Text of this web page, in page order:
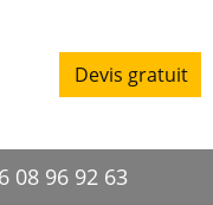
Devis gratuit
08 96 92 63